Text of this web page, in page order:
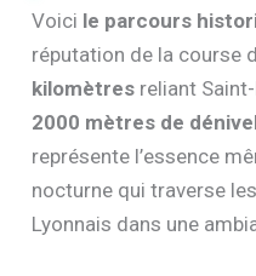
Voici le parcours
réputation de la course
kilomètres reliant
2000 mètres de
représente l’essence
nocturne qui traverse
Lyonnais dans une